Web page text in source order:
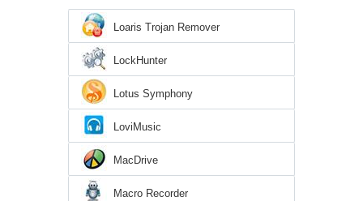
Loaris Trojan Remover
LockHunter
Lotus Symphony
LoviMusic
MacDrive
Macro Recorder